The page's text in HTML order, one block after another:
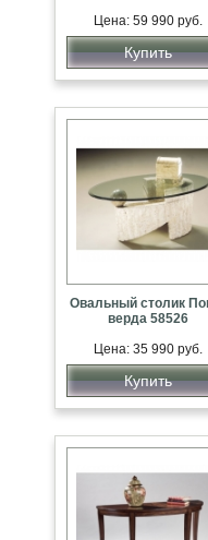
Цена: 59 990 руб.
Купить
Овальный столик
верда 58526
Цена: 35 990 руб.
Купить